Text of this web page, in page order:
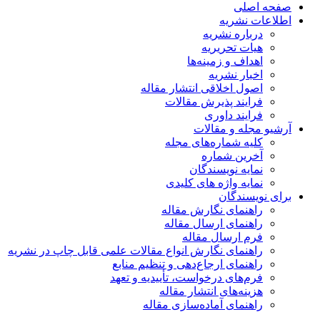
اصلی
نشریه
درباره نشریه
هیات تحریریه
اهداف و زمینه‌ها
اخبار نشریه
اصول اخلاقی انتشار مقاله
فرایند پذیرش مقالات
فرایند داوری
مجله و مقالات
کلیه شماره‌های مجله
آخرین شماره
نمایه نویسندگان
نمایه واژه های کلیدی
نویسندگان
راهنمای نگارش مقاله
راهنمای ارسال مقاله
فرم ارسال مقاله
راهنمای نگارش انواع مقالات علمی قابل چاپ در نشریه
راهنمای ارجاع‌دهی و تنظیم منابع
فرم‌های درخواست، تأییدیه و تعهد
هزینه‌های انتشار مقاله
راهنمای آماده‌سازی مقاله